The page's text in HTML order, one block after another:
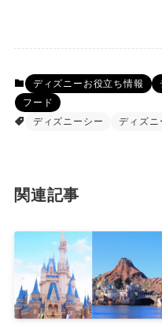
ディズニーお役立ち情報
フード
ディズニーシー
ディズニ
関連記事